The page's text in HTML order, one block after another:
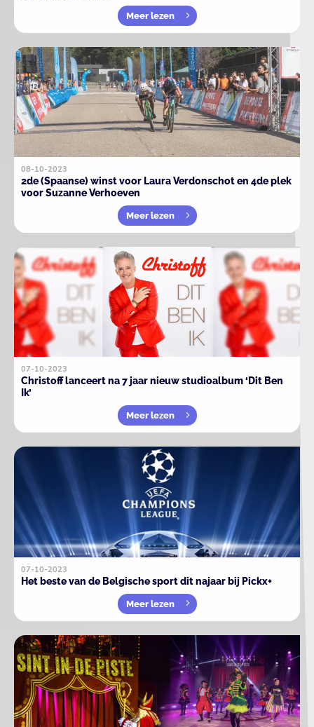
Meer lezen
08-10-2023
2de (Spaanse) winst voor Laura Verdonschot en 4de plek
voor Suzanne Verhoeven
Meer lezen
07-10-2023
Christoff lanceert na 7 jaar nieuw studioalbum ‘Dit Ben
Ik’
Meer lezen
07-10-2023
Het beste van de Belgische sport dit najaar bij Pickx+
Meer lezen